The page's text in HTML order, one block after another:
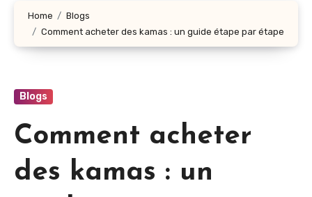
Home
Blogs
Comment acheter des kamas : un guide étape par étape
Blogs
Comment acheter
des kamas : un